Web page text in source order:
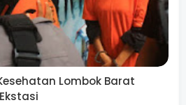
dukungan masyarakat,
mengaku semakin optimis
pada November 2024
atas dukungan yang semakin
untuk memenangkan
Lombok Barat